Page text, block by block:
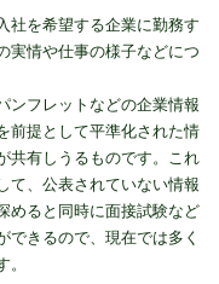
社を希望する企業に勤務す
実情や仕事の様子などにつ
ンフレットなどの企業情報
前提として平準化された情
共有しうるものです。これ
て、公表されていない情報
めると同時に面接試験など
できるので、現在では多く